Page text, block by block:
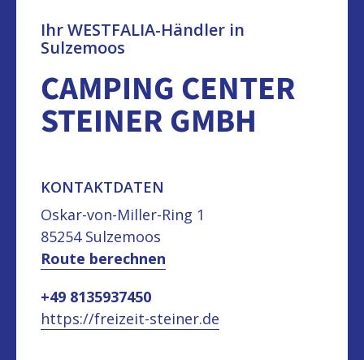
Ihr WESTFALIA-Händler in
Sulzemoos
CAMPING CENTER
STEINER GMBH
KONTAKTDATEN
Oskar-von-Miller-Ring 1
85254 Sulzemoos
Route berechnen
+49 8135937450
https://freizeit-steiner.de